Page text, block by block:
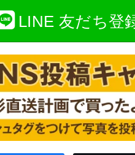
LINE 友だち登